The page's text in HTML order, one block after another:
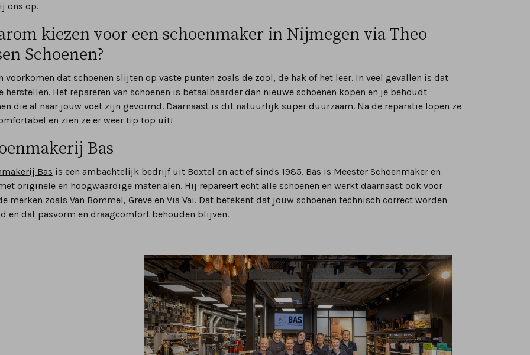
ons op.
kiezen voor een schoenmaker in Nijmegen via Theo
Schoenen?
voorkomen dat schoenen slijten op vaste punten zoals de zool, de hak of het leer. In veel gevallen is dat
herstellen. Het repareren van schoenen is betaalbaarder dan nieuwe schoenen kopen en je behoudt
die al naar jouw voet zijn gevormd. Daarnaast is dit natuurlijk super duurzaam. Na de reparatie lopen ze
en zien ze er weer tip top uit!
Bas
Bas is een ambachtelijk bedrijf uit Boxtel en actief sinds 1985. Bas is Meester Schoenmaker en
originele en hoogwaardige materialen. Hij repareert echt alle schoenen en werkt daarnaast ook voor
merken zoals Van Bommel, Greve en Via Vai. Dat betekent dat jouw schoenen technisch correct worden
en dat pasvorm en draagcomfort behouden blijven.